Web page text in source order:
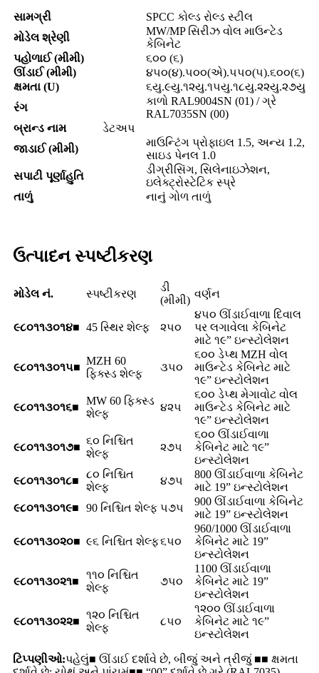
સામગ્રી
SPCC કોલ્ડ રોલ્ડ સ્ટીલ
મોડેલ શ્રેણી
MW/MP સિરીઝ વોલ માઉન્ટેડ
કેબિનેટ
પહોળાઈ (મીમી)
૬૦૦ (૬)
ઊંડાઈ (મીમી)
૪૫૦(૪).૫૦૦(એ).૫૫૦(૫).૬૦૦(૬)
ક્ષમતા (U)
૬યુ.૯યુ.૧૨યુ.૧૫યુ.૧૮યુ.૨૨યુ.૨૭યુ
રંગ
કાળો RAL9004SN (01) / ગ્રે
RAL7035SN (00)
બ્રાન્ડ નામ
ડેટઅપ
જાડાઈ (મીમી)
માઉન્ટિંગ પ્રોફાઇલ 1.5, અન્ય 1.2,
સાઇડ પેનલ 1.0
સપાટી પૂર્ણાહુતિ
ડીગ્રીસિંગ, સિલેનાઇઝેશન,
ઇલેક્ટ્રોસ્ટેટિક સ્પ્રે
તાળું
નાનું ગોળ તાળું
ઉત્પાદન સ્પષ્ટીકરણ
મોડેલ નં. સ્પષ્ટીકરણ
ડી
(મીમી)
વર્ણન
૯૮૦૧૧૩૦૧૪■ 45 સ્થિર શેલ્ફ ૨૫૦
૪૫૦ ઊંડાઈવાળા દિવાલ
પર લગાવેલા કેબિનેટ
માટે ૧૯” ઇન્સ્ટોલેશન
૯૮૦૧૧૩૦૧૫■
MZH 60
ફિક્સ્ડ શેલ્ફ
૩૫૦
૬૦૦ ડેપ્થ MZH વોલ
માઉન્ટેડ કેબિનેટ માટે
૧૯” ઇન્સ્ટોલેશન
૯૮૦૧૧૩૦૧૬■
MW 60 ફિક્સ્ડ
શેલ્ફ
૪૨૫
૬૦૦ ડેપ્થ મેગાવોટ વોલ
માઉન્ટેડ કેબિનેટ માટે
૧૯” ઇન્સ્ટોલેશન
૯૮૦૧૧૩૦૧૭■
૬૦ નિશ્ચિત
શેલ્ફ
૨૭૫
૬૦૦ ઊંડાઈવાળા
કેબિનેટ માટે ૧૯”
ઇન્સ્ટોલેશન
૯૮૦૧૧૩૦૧૮■
૮૦ નિશ્ચિત
શેલ્ફ
૪૭૫
800 ઊંડાઈવાળા કેબિનેટ
માટે 19” ઇન્સ્ટોલેશન
૯૮૦૧૧૩૦૧૯■
90 નિશ્ચિત શેલ્ફ ૫૭૫
900 ઊંડાઈવાળા કેબિનેટ
માટે 19” ઇન્સ્ટોલેશન
૯૮૦૧૧૩૦૨૦■ ૯૬ નિશ્ચિત શેલ્ફ૬૫૦
960/1000 ઊંડાઈવાળા
કેબિનેટ માટે 19”
ઇન્સ્ટોલેશન
૯૮૦૧૧૩૦૨૧■
૧૧૦ નિશ્ચિત
શેલ્ફ
૭૫૦
1100 ઊંડાઈવાળા
કેબિનેટ માટે 19”
ઇન્સ્ટોલેશન
૯૮૦૧૧૩૦૨૨■
૧૨૦ નિશ્ચિત
શેલ્ફ
૮૫૦
૧૨૦૦ ઊંડાઈવાળા
કેબિનેટ માટે ૧૯”
ઇન્સ્ટોલેશન
ટિપ્પણીઓ:પહેલું■ ઊંડાઈ દર્શાવે છે, બીજું અને ત્રીજું ■■ ક્ષમતા